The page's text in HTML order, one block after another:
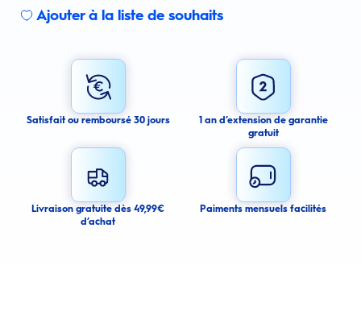
Ajouter à la liste de souhaits
I agree to receive email alerts about this product.
By signing up for email alerts, you agree to receive email
communications regarding this product. We may use your email address
to send you email messages about product availability. We process your
personal data as stated in our Privacy Policy. You may withdraw your
consent or manage your email preferences at any time.
Cancel
Satisfait ou remboursé 30 jours
1 an d’extension de garantie
gratuit
Livraison gratuite dès 49,99€
d’achat
Paiments mensuels facilités